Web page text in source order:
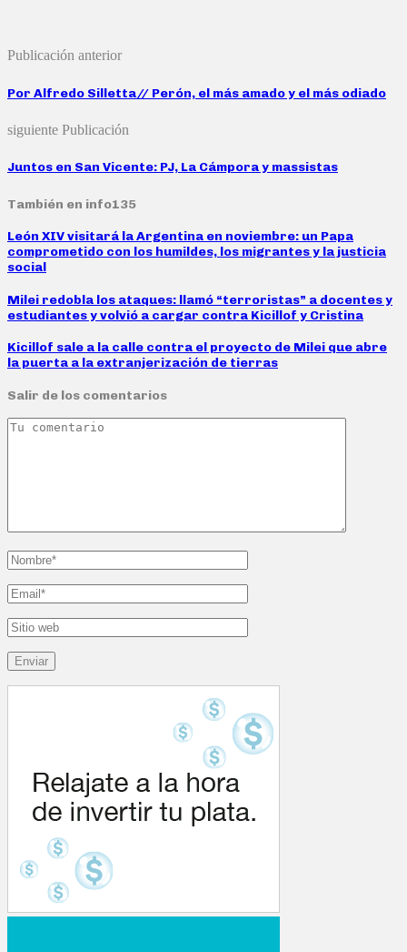
Publicación anterior
Por Alfredo Silletta// Perón, el más amado y el más odiado
siguiente Publicación
Juntos en San Vicente: PJ, La Cámpora y massistas
También en info135
León XIV visitará la Argentina en noviembre: un Papa
comprometido con los humildes, los migrantes y la justicia
social
Milei redobla los ataques: llamó “terroristas” a docentes y
estudiantes y volvió a cargar contra Kicillof y Cristina
Kicillof sale a la calle contra el proyecto de Milei que abre
la puerta a la extranjerización de tierras
Salir de los comentarios